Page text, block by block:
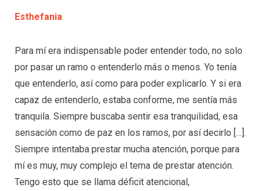
Esthefania
Para mí era indispensable poder entender todo, no solo
por pasar un ramo o entenderlo más o menos. Yo tenía
que entenderlo, así como para poder explicarlo. Y si era
capaz de entenderlo, estaba conforme, me sentía más
tranquila. Siempre buscaba sentir esa tranquilidad, esa
sensación como de paz en los ramos, por así decirlo […].
Siempre intentaba prestar mucha atención, porque para
mí es muy, muy complejo el tema de prestar atención.
Tengo esto que se llama déficit atencional,